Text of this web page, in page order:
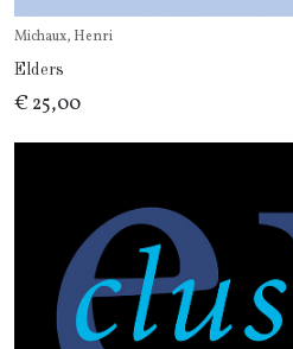
Michaux, Henri
Elders
€ 25,00